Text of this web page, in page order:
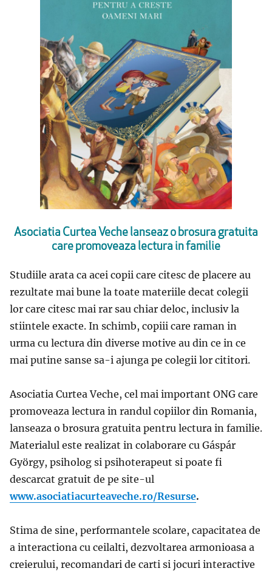
Asociatia Curtea Veche lanseaz o brosura gratuita
care promoveaza lectura in familie
Studiile arata ca acei copii care citesc de placere au
rezultate mai bune la toate materiile decat colegii
lor care citesc mai rar sau chiar deloc, inclusiv la
stiintele exacte. In schimb, copiii care raman in
urma cu lectura din diverse motive au din ce in ce
mai putine sanse sa-i ajunga pe colegii lor cititori.
Asociatia Curtea Veche, cel mai important ONG care
promoveaza lectura in randul copiilor din Romania,
lanseaza o brosura gratuita pentru lectura in familie.
Materialul este realizat in colaborare cu Gáspár
György, psiholog si psihoterapeut si poate fi
descarcat gratuit de pe site-ul
www.asociatiacurteaveche.ro/Resurse.
Stima de sine, performantele scolare, capacitatea de
a interactiona cu ceilalti, dezvoltarea armonioasa a
creierului, recomandari de carti si jocuri interactive